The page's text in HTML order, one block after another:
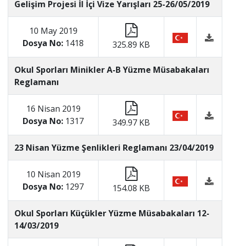
Gelişim Projesi İl İçi Vize Yarışları 25-26/05/2019
10 May 2019
Dosya No: 1418 325.89 KB
Okul Sporları Minikler A-B Yüzme Müsabakaları
Reglamanı
16 Nisan 2019
Dosya No: 1317 349.97 KB
23 Nisan Yüzme Şenlikleri Reglamanı 23/04/2019
10 Nisan 2019
Dosya No: 1297 154.08 KB
Okul Sporları Küçükler Yüzme Müsabakaları 12-
14/03/2019